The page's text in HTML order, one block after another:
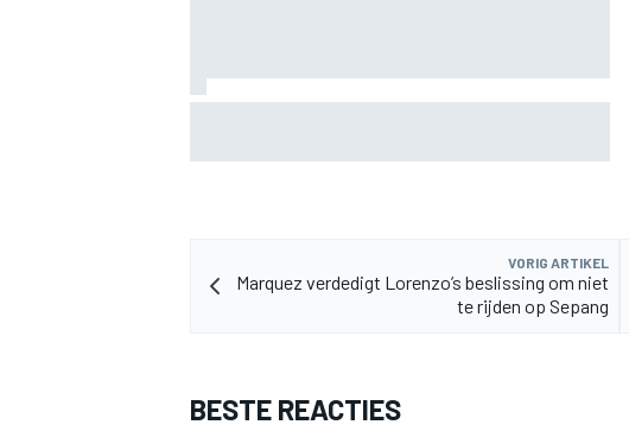
VORIG ARTIKEL
Marquez verdedigt Lorenzo’s beslissing om niet
te rijden op Sepang
BESTE REACTIES